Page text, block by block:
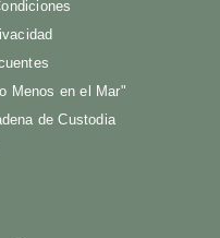
Menos en el Mar"
de Custodia